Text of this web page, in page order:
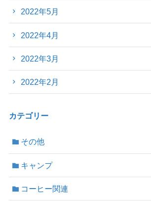
2022年5月
2022年4月
2022年3月
2022年2月
カテゴリー
その他
キャンプ
コーヒー関連